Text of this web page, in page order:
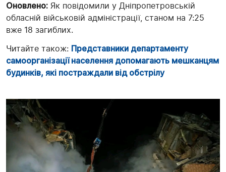
Оновлено: Як повідомили у Дніпропетровській
обласній військовій адміністрації, станом на 7:25
вже 18 загиблих.
Читайте також: Представники департаменту
самоорганізації населення допомагають мешканцям
будинків, які постраждали від обстрілу